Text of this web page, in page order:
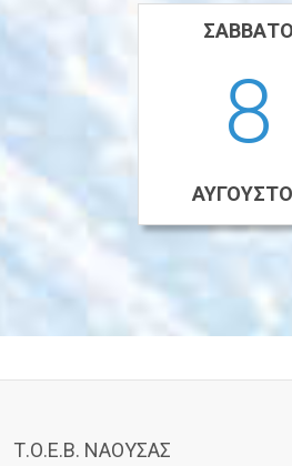
ΣΆΒΒΑΤΟ
8
Τ.Ο.Ε.Β. ΝΑΟΥΣΑΣ